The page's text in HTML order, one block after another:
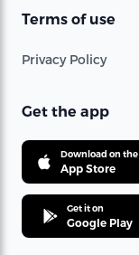
Terms of use
Privacy Policy
Get the app
Download on the
App Store
Get it on
Google Play